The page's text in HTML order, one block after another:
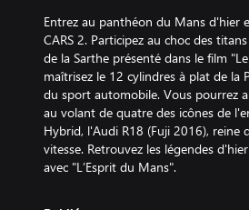
Entrez au panthéon du Mans d'hier
CARS 2. Participez au choc des
de la Sarthe présenté dans le film
maîtrisez le 12 cylindres à plat de la
du sport automobile. Vous pourrez
au volant de quatre des icônes de
Hybrid, l'Audi R18 (Fuji 2016), reine
vitesse. Retrouvez les légendes
avec "L’Esprit du Mans".